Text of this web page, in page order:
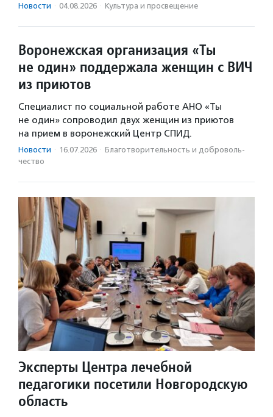
Новости · 04.08.2026 · Культура и просвещение
Воронежская организация «Ты
не один» поддержала женщин с ВИЧ
из приютов
Специалист по социальной работе АНО «Ты
не один» сопроводил двух женщин из приютов
на прием в воронежский Центр СПИД.
Новости · 16.07.2026 · Благотвори­тель­ность и доброволь­
чест­во
Эксперты Центра лечебной
педагогики посетили Новгородскую
область